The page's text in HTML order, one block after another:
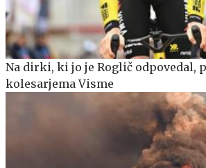
Na dirki, ki jo je Roglič odpovedal,
kolesarjema Visme